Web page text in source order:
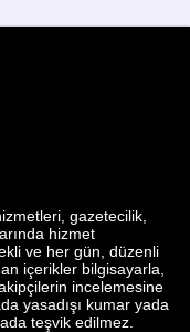
gazetecilik,
hizmet
ve her gün, düzenli
içerikler bilgisayarla,
incelemesine
yasadışı kumar yada
teşvik edilmez.